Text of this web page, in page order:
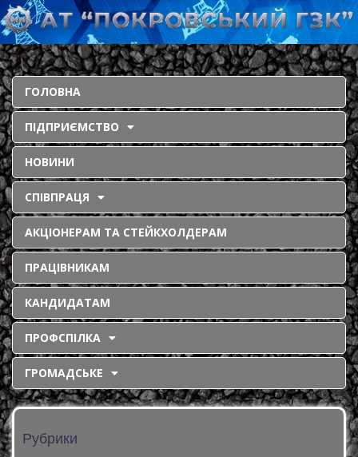
ГОЛОВНА
ПІДПРИЄМСТВО
НОВИНИ
СПІВПРАЦЯ
АКЦІОНЕРАМ ТА СТЕЙКХОЛДЕРАМ
ПРАЦІВНИКАМ
КАНДИДАТАМ
ПРОФСПІЛКА
ГРОМАДСЬКЕ
Рубрики